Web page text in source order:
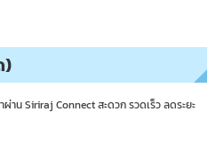
)
าน Siriraj Connect สะดวก รวดเร็ว ลดระยะ